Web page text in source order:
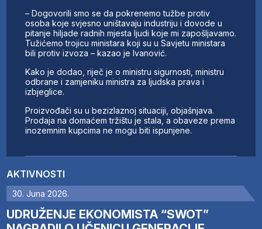
AKTIVNOSTI
30. Juna 2026.
UDRUŽENJE EKONOMISTA “SWOT”
– Dogovorili smo se da pokrenemo tužbe protiv
osoba koje svjesno uništavaju industriju i dovode u
pitanje hiljade radnih mjesta ljudi koje mi zapošljavamo.
Tužićemo trojicu ministara koji su u Savjetu ministara
bili protiv izvoza – kazao je Ivanović.
Kako je dodao, riječ je o ministru sigurnosti, ministru
odbrane i zamjeniku ministra za ljudska prava i
izbjeglice.
Proizvođači su u bezizlaznoj situaciji, objašnjava.
Prodaja na domaćem tržištu je stala, a obaveze prema
inozemnim kupcima ne mogu biti ispunjene.